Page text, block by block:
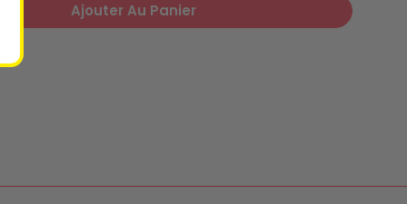
Fleur De Sel Au Poivre Noir Fumée
Quantité Pour Fleur De Sel Au Poivre Noir
Ajouter Au Panier